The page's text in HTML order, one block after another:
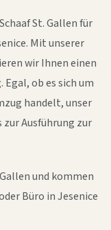
St. Gallen für
Mit unserer
wir Ihnen einen
ob es sich um
handelt, unser
Ausführung zur
und kommen
Büro in Jesenice